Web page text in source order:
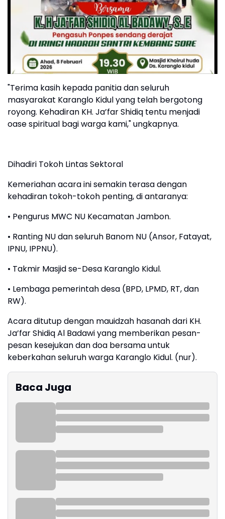
"Terima kasih kepada panitia dan seluruh
masyarakat Karanglo Kidul yang telah bergotong
royong. Kehadiran KH. Ja’far Shidiq tentu menjadi
oase spiritual bagi warga kami," ungkapnya.
Dihadiri Tokoh Lintas Sektoral
Kemeriahan acara ini semakin terasa dengan
kehadiran tokoh-tokoh penting, di antaranya:
• Pengurus MWC NU Kecamatan Jambon.
• Ranting NU dan seluruh Banom NU (Ansor, Fatayat,
IPNU, IPPNU).
• Takmir Masjid se-Desa Karanglo Kidul.
• Lembaga pemerintah desa (BPD, LPMD, RT, dan
RW).
Acara ditutup dengan mauidzah hasanah dari KH.
Ja’far Shidiq Al Badawi yang memberikan pesan-
pesan kesejukan dan doa bersama untuk
keberkahan seluruh warga Karanglo Kidul. (nur).
Baca Juga